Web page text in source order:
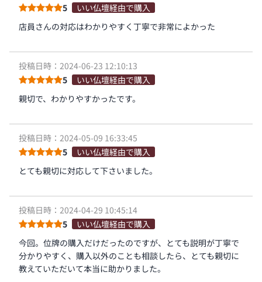
5
いい仏壇経由で購入
店員さんの対応はわかりやすく丁寧で非常によかった
投稿日時：2024-06-23 12:10:13
5
いい仏壇経由で購入
親切で、わかりやすかったです。
投稿日時：2024-05-09 16:33:45
5
いい仏壇経由で購入
とても親切に対応して下さいました。
投稿日時：2024-04-29 10:45:14
5
いい仏壇経由で購入
今回。位牌の購入だけだったのですが、とても説明が丁寧で
分かりやすく、購入以外のことも相談したら、とても親切に
教えていただいて本当に助かりました。